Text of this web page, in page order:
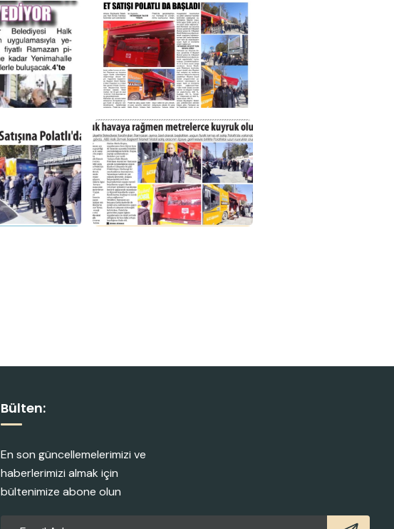
Bülten:
En son güncellemelerimizi ve
haberlerimizi almak için
bültenimize abone olun